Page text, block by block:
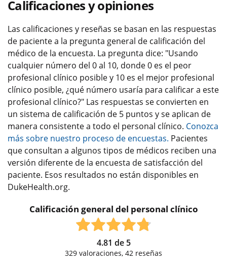
Calificaciones y opiniones
Las calificaciones y reseñas se basan en las respuestas
de paciente a la pregunta general de calificación del
médico de la encuesta. La pregunta dice: "Usando
cualquier número del 0 al 10, donde 0 es el peor
profesional clínico posible y 10 es el mejor profesional
clínico posible, ¿qué número usaría para calificar a este
profesional clínico?" Las respuestas se convierten en
un sistema de calificación de 5 puntos y se aplican de
manera consistente a todo el personal clínico. Conozca
más sobre nuestro proceso de encuestas. Pacientes
que consultan a algunos tipos de médicos reciben una
versión diferente de la encuesta de satisfacción del
paciente. Esos resultados no están disponibles en
DukeHealth.org.
Calificación general del personal clínico
4.81 de 5
329 valoraciones, 42 reseñas